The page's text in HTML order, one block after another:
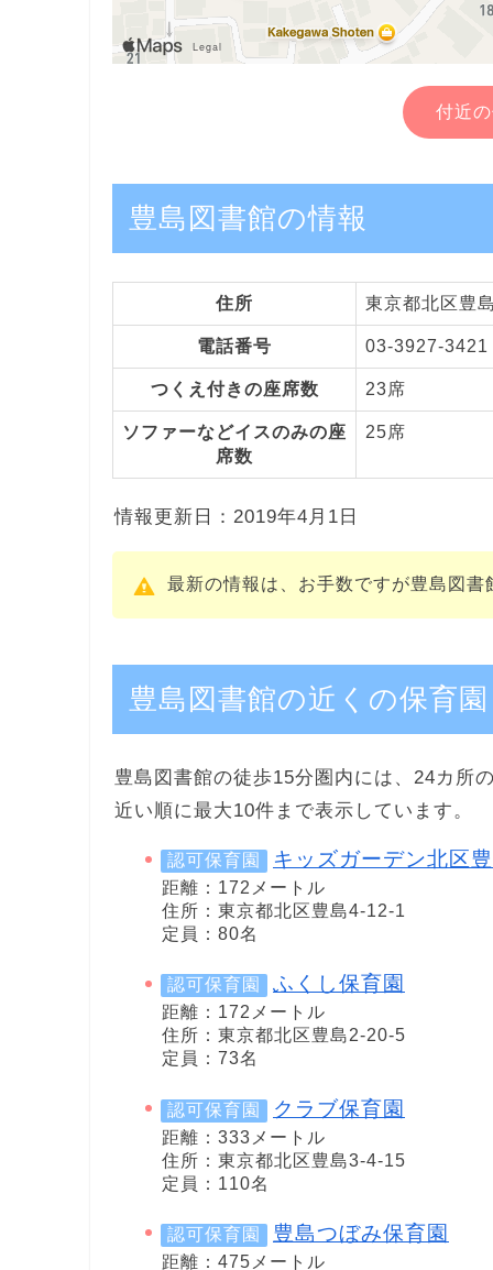
付近
豊島図書館の情報
住所 東京都北区豊
電話番号 03-3927-3421
つくえ付きの座席数 23席
ソファーなどイスのみの座
席数
25席
情報更新日：2019年4月1日
最新の情報は、お手数ですが豊島図
豊島図書館の近くの保育園
豊島図書館の徒歩15分圏内には、24カ所
近い順に最大10件まで表示しています。
認可保育園 キッズガーデン北区
距離：172メートル
住所：東京都北区豊島4-12-1
定員：80名
認可保育園 ふくし保育園
距離：172メートル
住所：東京都北区豊島2-20-5
定員：73名
認可保育園 クラブ保育園
距離：333メートル
住所：東京都北区豊島3-4-15
定員：110名
認可保育園 豊島つぼみ保育園
距離：475メートル